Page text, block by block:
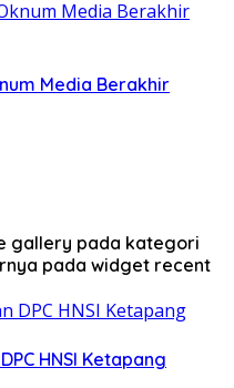
Media Berakhir
gallery pada kategori
pada widget recent
HNSI Ketapang